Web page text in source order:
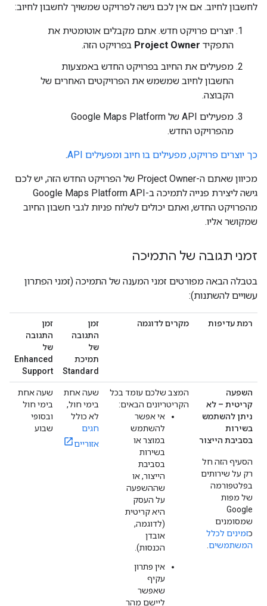
לחשבון לחיוב. אם אין לכם גישה לפרויקט שמשויך לחשבון לחיוב:
יוצרים פרויקט חדש. אתם מקבלים אוטומטית את
התפקיד Project Owner בפרויקט הזה.
מפעילים את החיוב בפרויקט החדש באמצעות
החשבון לחיוב שמשמש את הפרויקטים האחרים של
הקבוצה.
מפעילים API של Google Maps Platform
מהפרויקט החדש.
כך יוצרים פרויקט, מפעילים בו חיוב ומפעילים API .
מכיוון שאתם ה-Project Owner של הפרויקט החדש הזה, יש לכם
גישה ליצירת פנייה לתמיכה ב-Google Maps Platform API
מהפרויקט החדש, ואתם יכולים לשלוח פניות לגבי חשבון החיוב
שמקושר אליו.
זמני תגובה של התמיכה
בטבלה הבאה מפורטים זמני המענה של התמיכה (זמני הפתרון
עשויים להשתנות):
רמת עדיפות מקרים לדוגמה
זמן
התגובה
של
תמיכת
Standard
זמן
התגובה
של
Enhanced
Support
השפעה
קריטית – לא
ניתן להשתמש
בשירות
בסביבת הייצור
הסעיף הזה חל
רק על שירותים
בפלטפורמה
של מפות
Google
שמסומנים
כזמינים לכלל
המשתמשים
המצב שלכם עומד בכל
הקריטריונים הבאים:
אי אפשר
להשתמש
במוצר או
בשירות
בסביבת
הייצור, או
שההשפעה
על העסק
היא קריטית
(לדוגמה,
אובדן
הכנסות).
אין פתרון
עקיף
שאפשר
ליישם מהר
שעה אחת
בימי חול,
לא כולל
חגים
אזוריים
שעה אחת
בימי חול
ובסופי
שבוע